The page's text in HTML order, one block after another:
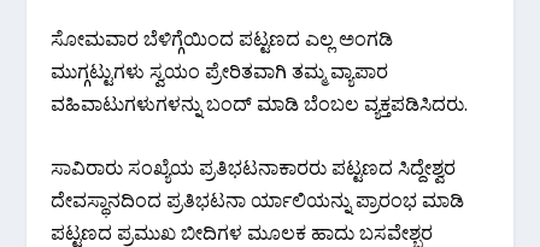
ಸೋಮವಾರ ಬೆಳಿಗ್ಗೆಯಿಂದ ಪಟ್ಟಣದ ಎಲ್ಲ ಅಂಗಡಿ
ಮುಗ್ಗಟ್ಟುಗಳು ಸ್ವಯಂ ಪ್ರೇರಿತವಾಗಿ ತಮ್ಮ ವ್ಯಾಪಾರ
ವಹಿವಾಟುಗಳುಗಳನ್ನು ಬಂದ್ ಮಾಡಿ ಬೆಂಬಲ ವ್ಯಕ್ತಪಡಿಸಿದರು.
ಸಾವಿರಾರು ಸಂಖ್ಯೆಯ ಪ್ರತಿಭಟನಾಕಾರರು ಪಟ್ಟಣದ ಸಿದ್ದೇಶ್ವರ
ದೇವಸ್ಥಾನದಿಂದ ಪ್ರತಿಭಟನಾ ರ್ಯಾಲಿಯನ್ನು ಪ್ರಾರಂಭ ಮಾಡಿ
ಪಟ್ಟಣದ ಪ್ರಮುಖ ಬೀದಿಗಳ ಮೂಲಕ ಹಾದು ಬಸವೇಶ್ಬರ